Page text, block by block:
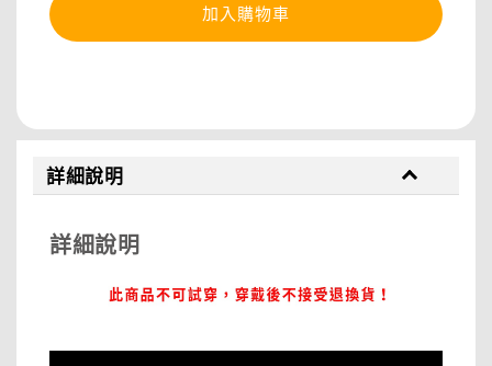
加入購物車
詳細說明
詳細說明